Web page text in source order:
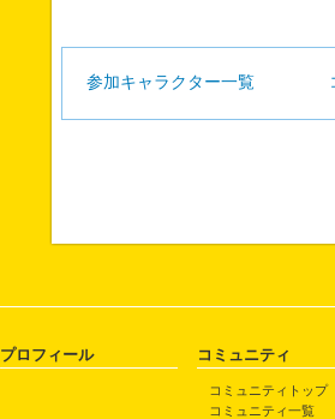
参加キャラクター一覧
プロフィール コミュニティ
コミュニティトップ
コミュニティ一覧